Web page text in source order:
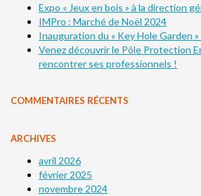
Expo « Jeux en bois » à la direction
IMPro : Marché de Noël 2024
Inauguration du « Key Hole Garden »
Venez découvrir le Pôle Protection
rencontrer ses professionnels !
COMMENTAIRES RÉCENTS
ARCHIVES
avril 2026
février 2025
novembre 2024